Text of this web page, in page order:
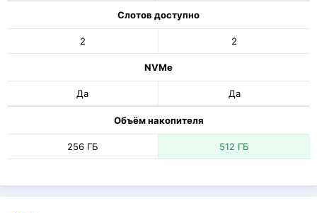
Слотов доступно
2 2
NVMe
Да Да
Объём накопителя
256 ГБ 512 ГБ